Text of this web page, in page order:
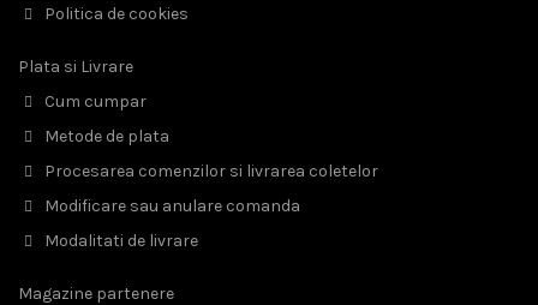
Politica de cookies
Plata si Livrare
Cum cumpar
Metode de plata
Procesarea comenzilor si livrarea coletelor
Modificare sau anulare comanda
Modalitati de livrare
Magazine partenere